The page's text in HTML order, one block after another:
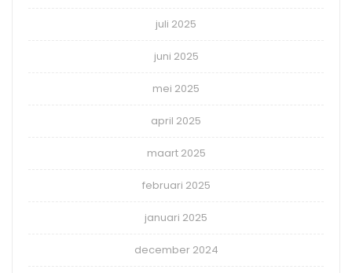
juli 2025
juni 2025
mei 2025
april 2025
maart 2025
februari 2025
januari 2025
december 2024